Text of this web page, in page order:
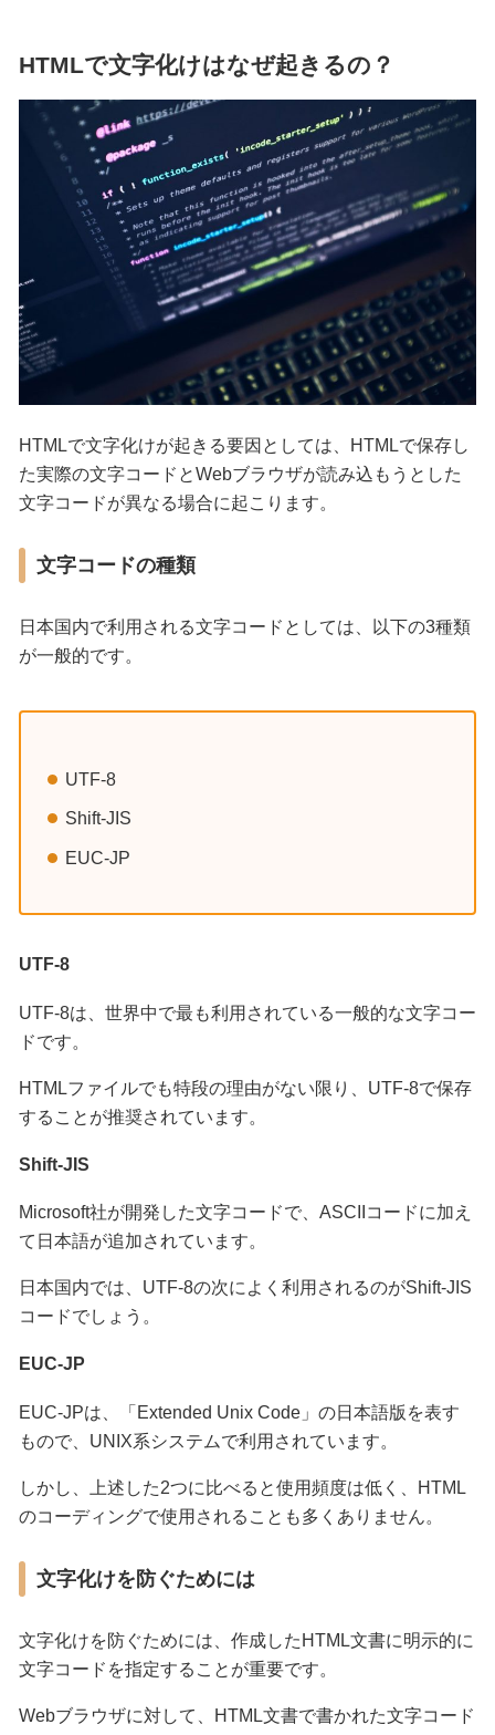
HTMLで文字化けはなぜ起きるの？
HTMLで文字化けが起きる要因としては、HTMLで保存し
た実際の文字コードとWebブラウザが読み込もうとした
文字コードが異なる場合に起こります。
文字コードの種類
日本国内で利用される文字コードとしては、以下の3種類
が一般的です。
UTF-8
Shift-JIS
EUC-JP
UTF-8
UTF-8は、世界中で最も利用されている一般的な文字コー
ドです。
HTMLファイルでも特段の理由がない限り、UTF-8で保存
することが推奨されています。
Shift-JIS
Microsoft社が開発した文字コードで、ASCIIコードに加え
て日本語が追加されています。
日本国内では、UTF-8の次によく利用されるのがShift-JIS
コードでしょう。
EUC-JP
EUC-JPは、「Extended Unix Code」の日本語版を表す
もので、UNIX系システムで利用されています。
しかし、上述した2つに比べると使用頻度は低く、HTML
のコーディングで使用されることも多くありません。
文字化けを防ぐためには
文字化けを防ぐためには、作成したHTML文書に明示的に
文字コードを指定することが重要です。
Webブラウザに対して、HTML文書で書かれた文字コード